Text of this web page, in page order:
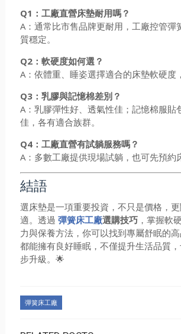
Q1：工廠直營床墊耐用嗎？
A：通常比市售品牌更耐用，工廠控管彈
質穩定。
Q2：軟硬度如何選？
A：依體重、睡姿選擇適合的床墊軟硬度
Q3：乳膠與記憶棉差別？
A：乳膠彈性好、透氣性佳；記憶棉服貼
佳，各有適合族群。
Q4：工廠直營有試躺服務嗎？
A：多數工廠提供現場試躺，也可先預約
結語
選床墊是一項重要投資，不只是價格，
適。透過 彈簧床工廠選購技巧，掌握軟
力與保養方法，你可以找到專屬舒眠的
都能擁有良好睡眠，不僅提升生活品質
步升級。🌟
彈簧床工廠